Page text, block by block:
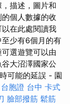
描述，圖片和
個人數據的收
在此處閱讀我
少有6個月的有
選遊覽可以由
大沼澤國家公
可能的延誤 - 園
台胞證 台中 卡式
臉部撥筋 鬆筋